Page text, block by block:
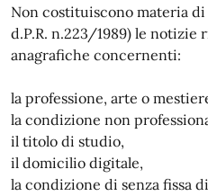
Non costituiscono materia
d.P.R. n.223/1989) le notizie
anagrafiche concernenti:
la professione, arte o
la condizione non
il titolo di studio,
il domicilio digitale,
la condizione di senza fissa